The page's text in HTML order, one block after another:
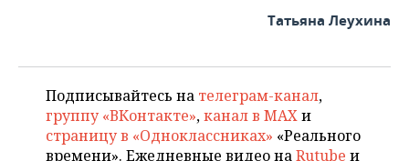
Татьяна Леухина
Подписывайтесь на телеграм-канал,
группу «ВКонтакте»,канал в MAXи
страницу в «Одноклассниках» «Реального
времени». Ежедневные видео наRutube и